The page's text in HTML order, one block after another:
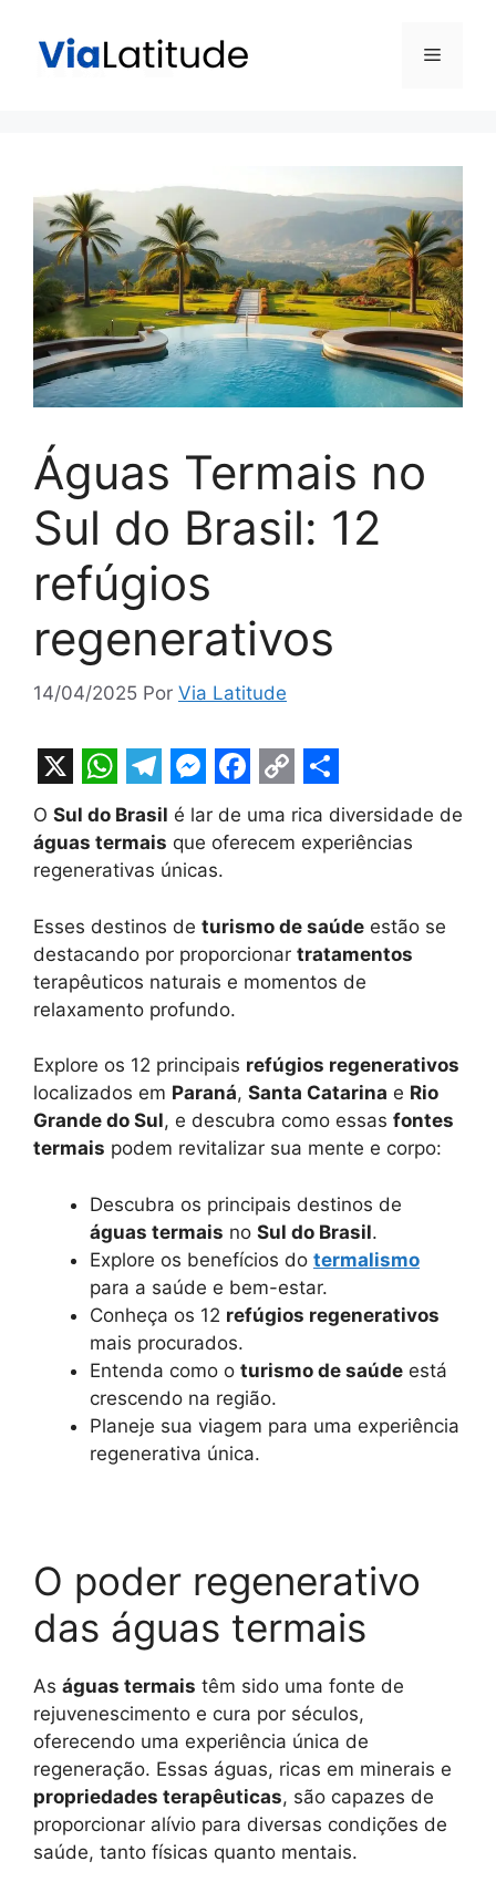
Menu
Águas Termais no
Sul do Brasil: 12
refúgios
regenerativos
14/04/2025 Por Via Latitude
X
W
h
a
s
A
p
p
T
e
l
e
g
r
a
m
M
e
s
s
e
n
g
e
r
F
a
c
e
b
o
o
k
C
o
L
i
k
S
h
e
O Sul do Brasil é lar de uma rica diversidade de
águas termais que oferecem experiências
regenerativas únicas.
Esses destinos de turismo de saúde estão se
destacando por proporcionar tratamentos
terapêuticos naturais e momentos de
relaxamento profundo.
Explore os 12 principais refúgios regenerativos
localizados em Paraná, Santa Catarina e Rio
Grande do Sul, e descubra como essas fontes
termais podem revitalizar sua mente e corpo:
Descubra os principais destinos de
águas termais no Sul do Brasil.
Explore os benefícios do termalismo
para a saúde e bem-estar.
Conheça os 12 refúgios regenerativos
mais procurados.
Entenda como o turismo de saúde está
crescendo na região.
Planeje sua viagem para uma experiência
regenerativa única.
O poder regenerativo
das águas termais
As águas termais têm sido uma fonte de
rejuvenescimento e cura por séculos,
oferecendo uma experiência única de
regeneração. Essas águas, ricas em minerais e
propriedades terapêuticas, são capazes de
proporcionar alívio para diversas condições de
saúde, tanto físicas quanto mentais.